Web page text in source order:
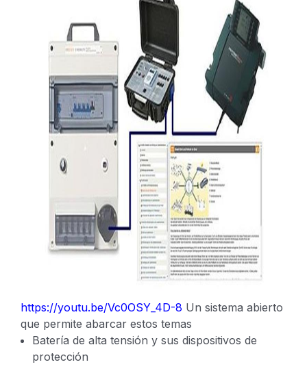
https://youtu.be/Vc0OSY_4D-8 Un sistema abierto
que permite abarcar estos temas
Batería de alta tensión y sus dispositivos de
protección